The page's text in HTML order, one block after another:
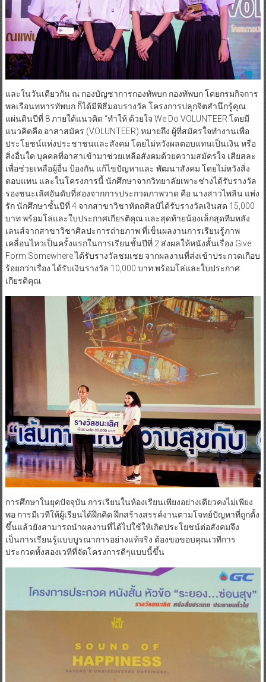
และในวันเดียวกัน ณ กองบัญชาการกองทัพบก กองทัพบก โดยกรมกิจการ
พลเรือนทหารทัพบก ก็ได้มีพิธีมอบรางวัล โครงการปลุกจิตสำนึกรู้คุณ
แผ่นดินปีที่ 8 ภายใต้แนวคิด “ทำให้ ด้วยใจ We Do VOLUNTEER โดยมี
แนวคิดคือ อาสาสมัคร (VOLUNTEER) หมายถึง ผู้ที่สมัครใจทำงานเพื่อ
ประโยชน์แห่งประชาชนและสังคม โดยไม่หวังผลตอบแทนเป็นเงิน หรือ
สิ่งอื่นใด บุคคลที่อาสาเข้ามาช่วยเหลือสังคมด้วยความสมัครใจ เสียสละ
เพื่อช่วยเหลือผู้อื่น ป้องกัน แก้ไขปัญหาและ พัฒนาสังคม โดยไม่หวังสิ่ง
ตอบแทน และในโครงการนี้ นักศึกษาจากวิทยาลัยเพาะช่างได้รับรางวัล
รองชนะเลิศอันดับที่สองจากการประกวดภาพวาด คือ นางสาวไพลิน แพ่ง
รัก นักศึกษาชั้นปีที่ 4 จากสาขาวิชาหัตถศิลป์ได้รับรางวัลเงินสด 15,000
บาท พร้อมโล่และใบประกาศเกียรติคุณ และสุดท้ายน้องเล็กสุดทีมหลัง
เลนส์จากสาขาวิชาศิลปะการถ่ายภาพ ที่เข็นผลงานการเรียนรู้ภาพ
เคลื่อนไหวเป็นครั้งแรกในการเรียนชั้นปีที่ 2 ส่งผลให้หนังสั้นเรื่อง Give
Form Somewhere ได้รับรางวัลชมเชย จากผลงานที่ส่งเข้าประกวดเกือบ
ร้อยกว่าเรื่อง ได้รับเงินรางวัล 10,000 บาท พร้อมโล่และใบประกาศ
เกียรติคุณ
การศึกษาในยุคปัจจุบัน การเรียนในห้องเรียนเพียงอย่างเดียวคงไม่เพียง
พอ การมีเวทีให้ผู้เรียนได้ฝึกคิด ฝึกสร้างสรรค์งานตามโจทย์ปัญหาที่ถูกตั้ง
ขึ้นแล้วยังสามารถนำผลงานที่ได้ไปใช้ให้เกิดประโยชน์ต่อสังคมจึง
เป็นการเรียนรู้แบบบูรณาการอย่างแท้จริง ต้องขอขอบคุณเวทีการ
ประกวดทั้งสองเวทีที่จัดโครงการดีๆแบบนี้ขึ้น